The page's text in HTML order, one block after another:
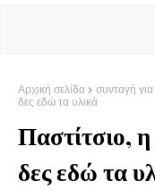
Αρχική σελίδα συνταγή για
δες εδώ τα υλικά
Παστίτσιο,
δες εδώ τα